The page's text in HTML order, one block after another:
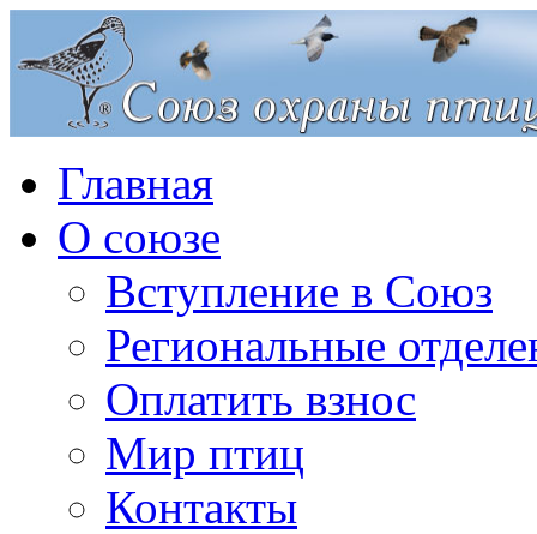
Главная
О союзе
Вступление в Союз
Региональные
Оплатить взнос
Мир птиц
Контакты